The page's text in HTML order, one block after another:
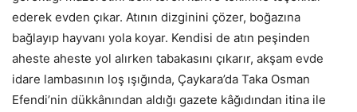
ederek evden çıkar. Atının dizginini çözer, boğazına
bağlayıp hayvanı yola koyar. Kendisi de atın peşinden
aheste aheste yol alırken tabakasını çıkarır, akşam evde
idare lambasının loş ışığında, Çaykara’da Taka Osman
Efendi’nin dükkânından aldığı gazete kâğıdından itina ile